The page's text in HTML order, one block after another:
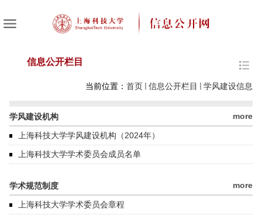
信息公开栏目
当前位置： 首页 信息公开栏目 学风建设信息
学风建设机构 more
上海科技大学学风建设机构（2024年）
上海科技大学学术委员会成员名单
学术规范制度 more
上海科技大学学术委员会章程